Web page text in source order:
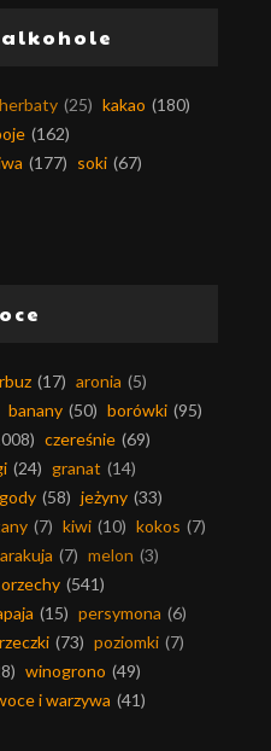
herbaty (25) kakao (180)
(162)
(177) soki (67)
(17) aronia (5)
banany (50) borówki (95)
czereśnie (69)
(24) granat (14)
(58) jeżyny (33)
(7) kiwi (10) kokos (7)
(7) melon (3)
orzechy (541)
(15) persymona (6)
(73) poziomki (7)
winogrono (49)
i warzywa (41)